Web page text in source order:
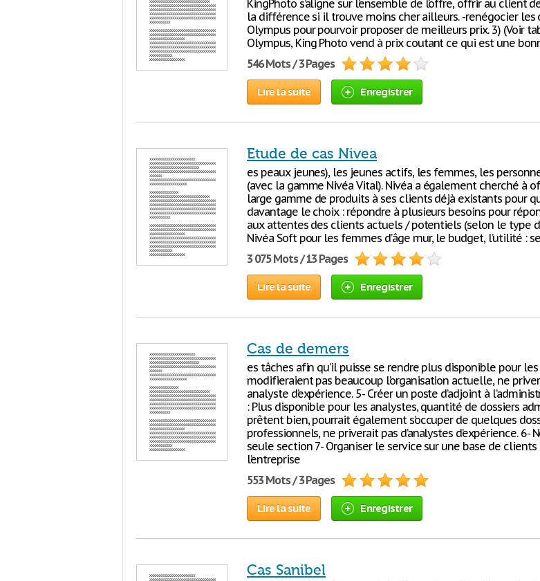
KingPhoto s’aligne sur l’ensemble de l’offre, offrir au client
la différence si il trouve moins cher ailleurs. -renégocier les
Olympus pour pourvoir proposer de meilleurs prix. 3) (Voir
Olympus, King Photo vend à prix coutant ce qui est une
546 Mots / 3 Pages
Lire la suite Enregistrer
Etude de cas Nivea
es peaux jeunes), les jeunes actifs, les femmes, les
(avec la gamme Nivéa Vital). Nivéa a également cherché à
large gamme de produits à ses clients déjà existants pour
davantage le choix : répondre à plusieurs besoins pour
aux attentes des clients actuels / potentiels (selon le type
Nivéa Soft pour les femmes d’âge mur, le budget, l’utilité : se
3 075 Mots / 13 Pages
Lire la suite Enregistrer
Cas de demers
es tâches afin qu’il puisse se rendre plus disponible pour
modifieraient pas beaucoup l’organisation actuelle, ne
analyste d’expérience. 5- Créer un poste d’adjoint à
: Plus disponible pour les analystes, quantité de dossiers
prêtent bien, pourrait également s’occuper de quelques
professionnels, ne priverait pas d’analystes d’expérience. 6-
seule section 7- Organiser le service sur une base de
l’entreprise
553 Mots / 3 Pages
Lire la suite Enregistrer
Cas Sanibel